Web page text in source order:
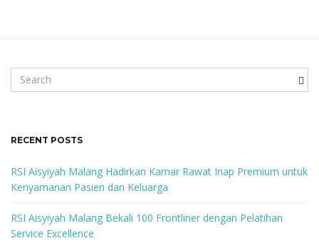
e
c
k
e
y
w
o
RECENT POSTS
RSI Aisyiyah Malang Hadirkan Kamar Rawat Inap Premium untuk
Kenyamanan Pasien dan Keluarga
RSI Aisyiyah Malang Bekali 100 Frontliner dengan Pelatihan
Service Excellence